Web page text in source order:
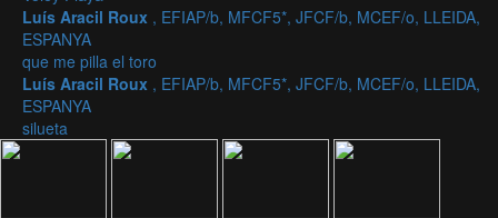
Luís Aracil Roux , EFIAP/b, MFCF5*, JFCF/b, MCEF/o, LLEIDA,
ESPANYA
que me pilla el toro
Luís Aracil Roux , EFIAP/b, MFCF5*, JFCF/b, MCEF/o, LLEIDA,
ESPANYA
silueta